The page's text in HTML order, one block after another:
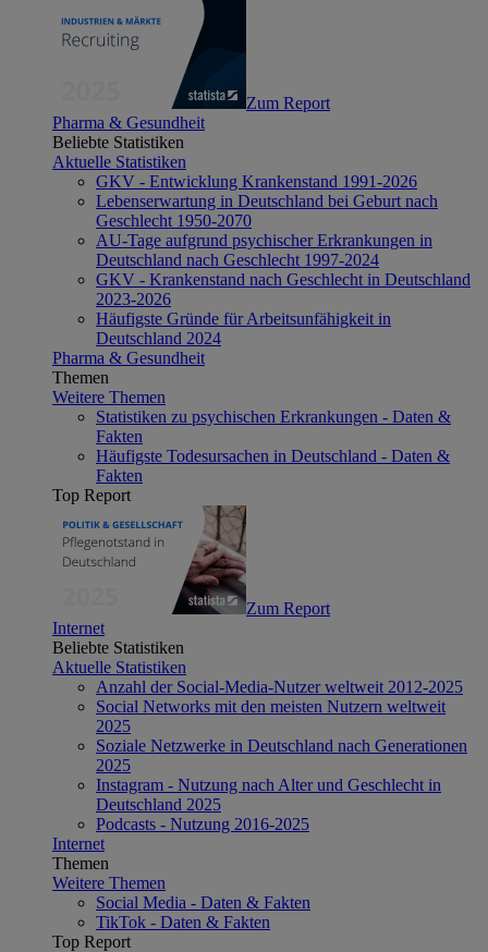
Zum Report
Pharma & Gesundheit
Beliebte Statistiken
Aktuelle Statistiken
GKV - Entwicklung Krankenstand 1991-2026
Lebenserwartung in Deutschland bei Geburt nach
Geschlecht 1950-2070
AU-Tage aufgrund psychischer Erkrankungen in
Deutschland nach Geschlecht 1997-2024
GKV - Krankenstand nach Geschlecht in Deutschland
2023-2026
Häufigste Gründe für Arbeitsunfähigkeit in
Deutschland 2024
Pharma & Gesundheit
Themen
Weitere Themen
Statistiken zu psychischen Erkrankungen - Daten &
Fakten
Häufigste Todesursachen in Deutschland - Daten &
Fakten
Top Report
Zum Report
Internet
Beliebte Statistiken
Aktuelle Statistiken
Anzahl der Social-Media-Nutzer weltweit 2012-2025
Social Networks mit den meisten Nutzern weltweit
2025
Soziale Netzwerke in Deutschland nach Generationen
2025
Instagram - Nutzung nach Alter und Geschlecht in
Deutschland 2025
Podcasts - Nutzung 2016-2025
Internet
Themen
Weitere Themen
Social Media - Daten & Fakten
TikTok - Daten & Fakten
Top Report